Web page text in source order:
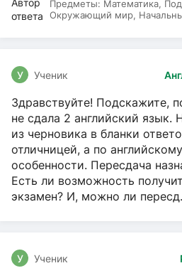
Предметы: Математика,
Окружающий мир,
У Ученик
Здравствуйте! Подскажите,
не сдала 2 английский язык.
из черновика в бланки
отличницей, а по
особенности. Пересдача
Есть ли возможность
экзамен? И, можно ли
У Ученик